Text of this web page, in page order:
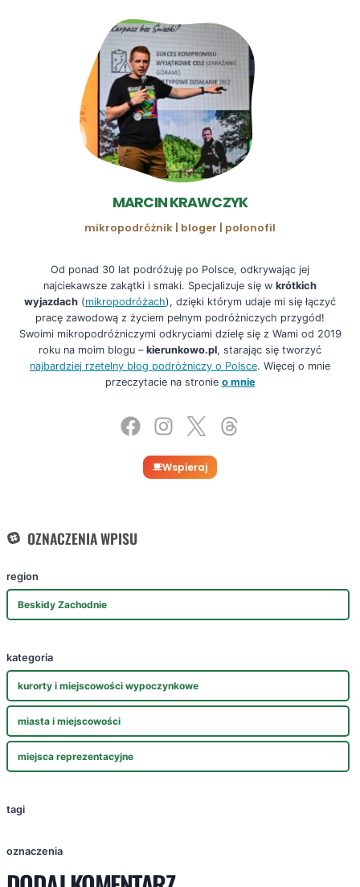
MARCIN KRAWCZYK
mikropodróżnik | bloger | polonofil
Od ponad 30 lat podróżuję po Polsce, odkrywając jej
najciekawsze zakątki i smaki. Specjalizuje się w krótkich
wyjazdach (mikropodróżach), dzięki którym udaje mi się łączyć
pracę zawodową z życiem pełnym podróżniczych przygód!
Swoimi mikropodróżniczymi odkryciami dzielę się z Wami od 2019
roku na moim blogu – kierunkowo.pl, starając się tworzyć
najbardziej rzetelny blog podróżniczy o Polsce. Więcej o mnie
przeczytacie na stronie o mnie
Wspieraj
OZNACZENIA WPISU
region
Beskidy Zachodnie
kategoria
kurorty i miejscowości wypoczynkowe
miasta i miejscowości
miejsca reprezentacyjne
tagi
oznaczenia